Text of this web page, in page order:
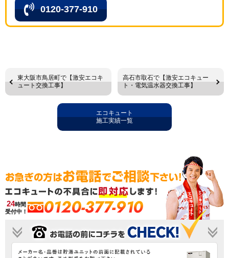
0120-377-910
東大阪市鳥居町で【激安エコキ
ュート交換工事】
高石市取石で【激安エコキュー
ト・電気温水器交換工事】
エコキュート
施工実績一覧
24時間
受付中！
0120-377-910